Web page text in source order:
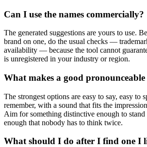
Can I use the names commercially?
The generated suggestions are yours to use.
brand on one, do the usual checks —
availability — because the tool cannot
is unregistered in your industry or region.
What makes a good
The strongest options are easy to say, easy to
remember, with a sound that fits the
Aim for something distinctive enough to
enough that nobody has to think twice.
What should I do after I find one I